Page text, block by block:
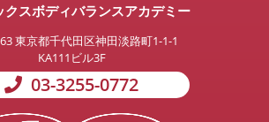
クスボディバランスアカデミー
東京都千代田区神田淡路町1-1-1
KA111ビル3F
03-3255-0772